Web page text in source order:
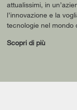
attualissimi, in
l’innovazione e la
tecnologie nel mondo
Scopri di più